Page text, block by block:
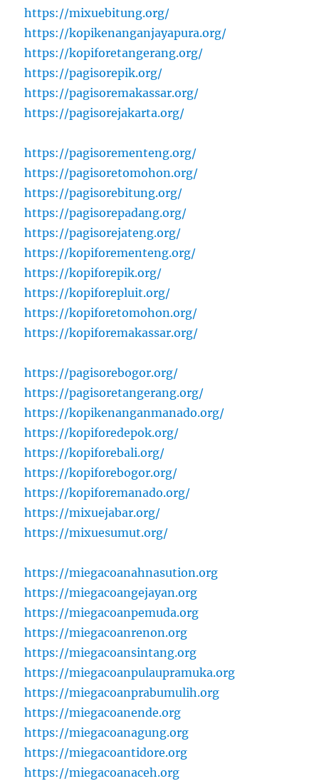
https://mixuebitung.org/
https://kopikenanganjayapura.org/
https://kopiforetangerang.org/
https://pagisorepik.org/
https://pagisoremakassar.org/
https://pagisorejakarta.org/
https://pagisorementeng.org/
https://pagisoretomohon.org/
https://pagisorebitung.org/
https://pagisorepadang.org/
https://pagisorejateng.org/
https://kopiforementeng.org/
https://kopiforepik.org/
https://kopiforepluit.org/
https://kopiforetomohon.org/
https://kopiforemakassar.org/
https://pagisorebogor.org/
https://pagisoretangerang.org/
https://kopikenanganmanado.org/
https://kopiforedepok.org/
https://kopiforebali.org/
https://kopiforebogor.org/
https://kopiforemanado.org/
https://mixuejabar.org/
https://mixuesumut.org/
https://miegacoanahnasution.org
https://miegacoangejayan.org
https://miegacoanpemuda.org
https://miegacoanrenon.org
https://miegacoansintang.org
https://miegacoanpulaupramuka.org
https://miegacoanprabumulih.org
https://miegacoanende.org
https://miegacoanagung.org
https://miegacoantidore.org
https://miegacoanaceh.org